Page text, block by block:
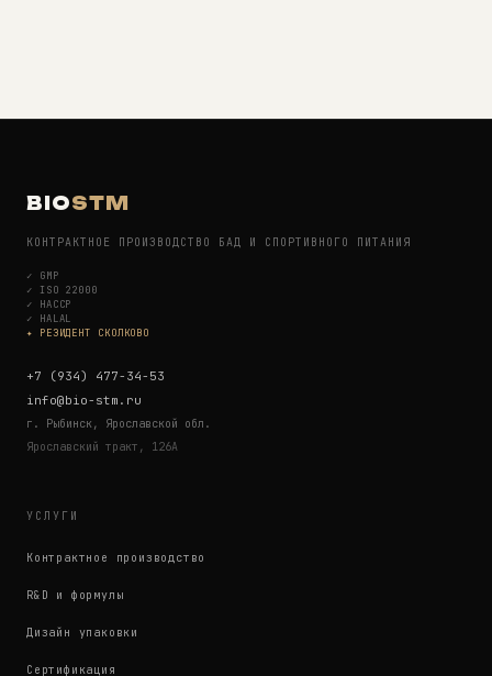
BIOSTM
КОНТРАКТНОЕ ПРОИЗВОДСТВО БАД И СПОРТИВНОГО ПИТАНИЯ
✓ GMP
✓ ISO 22000
✓ HACCP
✓ HALAL
✦ РЕЗИДЕНТ СКОЛКОВО
+7 (934) 477-34-53
info@bio-stm.ru
г. Рыбинск, Ярославской обл.
Ярославский тракт, 126А
УСЛУГИ
Контрактное производство
R&D и формулы
Дизайн упаковки
Сертификация